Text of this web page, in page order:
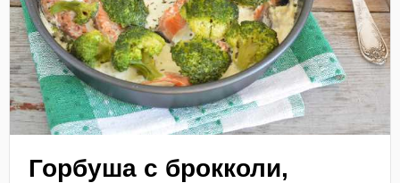
Горбуша с брокколи,